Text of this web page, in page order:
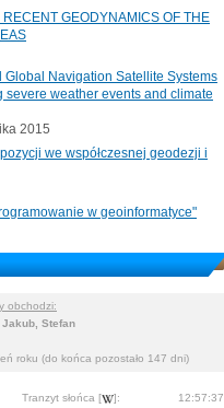
GEODYNAMICS OF THE
Global Navigation Satellite Systems
weather events and climate
2015
we współczesnej geodezji i
w geoinformatyce"
obchodzi:
Jakub, Stefan
roku (do końca pozostało 147 dni)
Tranzyt słońca [ ]: 12:57:37